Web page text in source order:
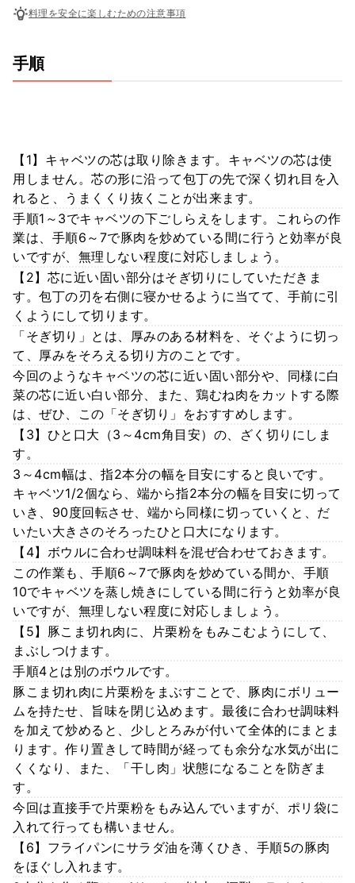
料理を安全に楽しむための注意事項
手順
【1】キャベツの芯は取り除きます。キャベツの芯は使
用しません。芯の形に沿って包丁の先で深く切れ目を入
れると、うまくくり抜くことが出来ます。
手順1～3でキャベツの下ごしらえをします。これらの作
業は、手順6～7で豚肉を炒めている間に行うと効率が良
いですが、無理しない程度に対応しましょう。
【2】芯に近い固い部分はそぎ切りにしていただきま
す。包丁の刃を右側に寝かせるように当てて、手前に引
くようにして切ります。
「そぎ切り」とは、厚みのある材料を、そぐように切っ
て、厚みをそろえる切り方のことです。
今回のようなキャベツの芯に近い固い部分や、同様に白
菜の芯に近い白い部分、また、鶏むね肉をカットする際
は、ぜひ、この「そぎ切り」をおすすめします。
【3】ひと口大（3～4cm角目安）の、ざく切りにしま
す。
3～4cm幅は、指2本分の幅を目安にすると良いです。
キャベツ1/2個なら、端から指2本分の幅を目安に切って
いき、90度回転させ、端から同様に切っていくと、だ
いたい大きさのそろったひと口大になります。
【4】ボウルに合わせ調味料を混ぜ合わせておきます。
この作業も、手順6～7で豚肉を炒めている間か、手順
10でキャベツを蒸し焼きにしている間に行うと効率が良
いですが、無理しない程度に対応しましょう。
【5】豚こま切れ肉に、片栗粉をもみこむようにして、
まぶしつけます。
手順4とは別のボウルです。
豚こま切れ肉に片栗粉をまぶすことで、豚肉にボリュー
ムを持たせ、旨味を閉じ込めます。最後に合わせ調味料
を加えて炒めると、少しとろみが付いて全体的にまとま
ります。作り置きして時間が経っても余分な水気が出に
くくなり、また、「干し肉」状態になることを防ぎま
す。
今回は直接手で片栗粉をもみ込んでいますが、ポリ袋に
入れて行っても構いません。
【6】フライパンにサラダ油を薄くひき、手順5の豚肉
をほぐし入れます。